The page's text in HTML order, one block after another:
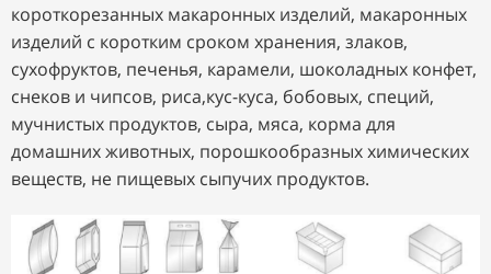
короткорезанных макаронных изделий, макаронных
изделий с коротким сроком хранения, злаков,
сухофруктов, печенья, карамели, шоколадных конфет,
снеков и чипсов, риса,кус-куса, бобовых, специй,
мучнистых продуктов, сыра, мяса, корма для
домашних животных, порошкообразных химических
веществ, не пищевых сыпучих продуктов.